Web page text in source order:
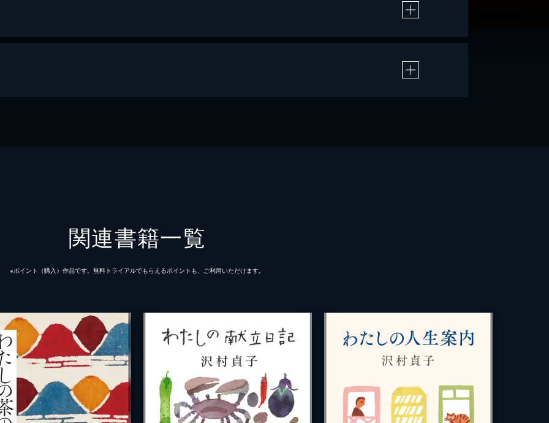
関連書籍一覧
※ポイント（購⼊）作品です。無料トライアルでもらえるポイントも、ご利⽤いただけます。